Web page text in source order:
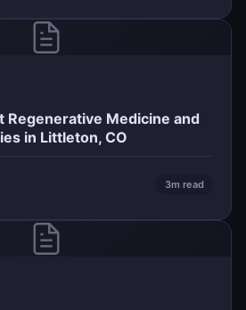
Regenerative Medicine and
in Littleton, CO
3m read